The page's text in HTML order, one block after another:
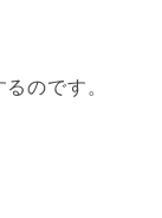
のです。